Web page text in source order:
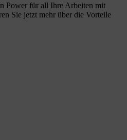
Power für all Ihre Arbeiten mit
Sie jetzt mehr über die Vorteile